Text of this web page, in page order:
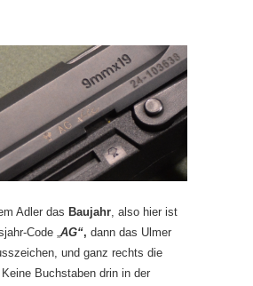
Adler das Baujahr, also hier ist
Code „AG“, dann das Ulmer
und ganz rechts die
Buchstaben drin in der